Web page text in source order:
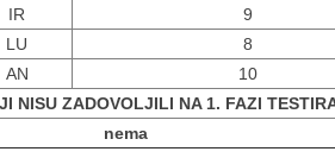
IR
9
LU
8
AN
10
NISU ZADOVOLJILI NA 1. FAZI
nema